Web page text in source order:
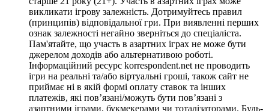
викликати ігрову залежність. Дотримуйтесь правил
(принципів) відповідальної гри. При виявленні перших
ознак залежності негайно зверніться до спеціаліста.
Пам'ятайте, що участь в азартних іграх не може бути
джерелом доходів або альтернативою роботі.
Інформаційний ресурс korrespondent.net не проводить
ігри на реальні та/або віртуальні гроші, також сайт не
приймає ні в якій формі оплату ставок та інших
платежів, які пов’язані/можуть бути пов’язані з
азартними іграми, букмекерами чи тоталізаторами. Будь-